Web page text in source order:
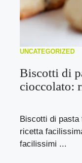
UNCATEGORIZED
Biscotti di
cioccolato:
Biscotti di pasta
ricetta
facilissimi ...